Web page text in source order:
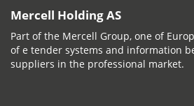
Mercell Holding AS
Part of the Mercell Group, one of
of e tender systems and information
suppliers in the professional market.